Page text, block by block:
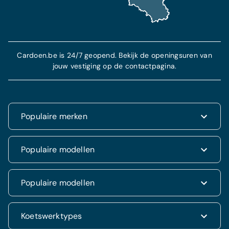
Populaire merken
Renault
Dacia
Volkswagen
Hyundai
Kia
Populaire modellen
Renault Clio
Fiat 500
Hyundai Tucson
Populaire modellen
Hyundai i20
Koetswerktypes
Cardoen.be is 24/7 geopend. Bekijk de openingsuren van
jouw vestiging op de contactpagina.